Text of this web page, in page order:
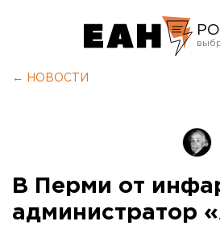
← НОВОСТИ
В Перми от
администратор